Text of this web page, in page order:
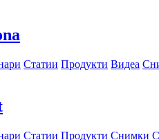
Статии Продукти Видеа
Статии Продукти Снимки